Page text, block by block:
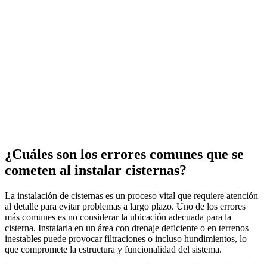
¿Cuáles son los errores comunes que se
cometen al instalar cisternas?
La instalación de cisternas es un proceso vital que requiere atención
al detalle para evitar problemas a largo plazo. Uno de los errores
más comunes es no considerar la ubicación adecuada para la
cisterna. Instalarla en un área con drenaje deficiente o en terrenos
inestables puede provocar filtraciones o incluso hundimientos, lo
que compromete la estructura y funcionalidad del sistema.